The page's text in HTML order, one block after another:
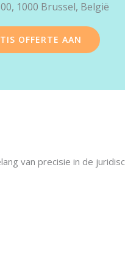
1000 Brussel, België
OFFERTE AAN
van precisie in de